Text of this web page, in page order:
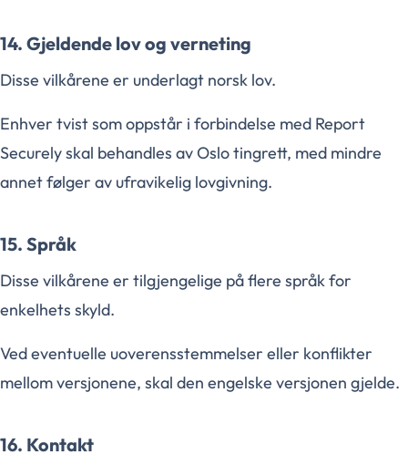
14. Gjeldende lov og verneting
Disse vilkårene er underlagt norsk lov.
Enhver tvist som oppstår i forbindelse med Report
Securely skal behandles av Oslo tingrett, med mindre
annet følger av ufravikelig lovgivning.
15. Språk
Disse vilkårene er tilgjengelige på flere språk for
enkelhets skyld.
Ved eventuelle uoverensstemmelser eller konflikter
mellom versjonene, skal den engelske versjonen gjelde.
16. Kontakt